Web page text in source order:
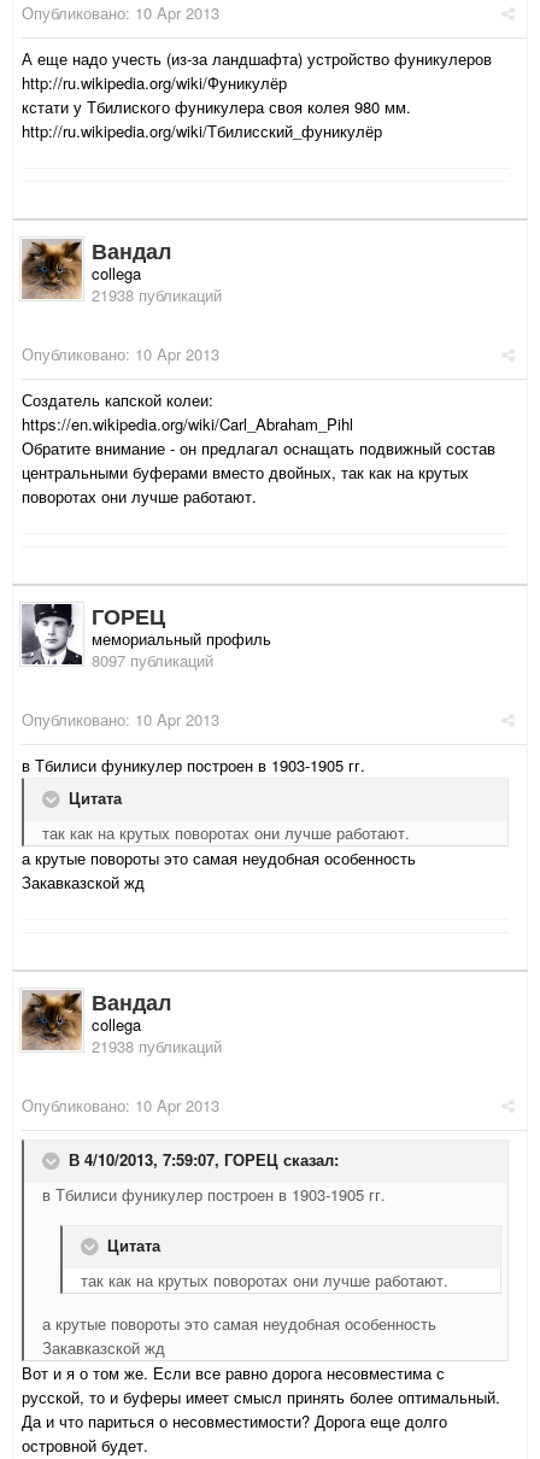
Опубликовано: 10 Apr 2013
А еще надо учесть (из-за ландшафта) устройство фуникулеров
http://ru.wikipedia.org/wiki/Фуникулёр
кстати у Тбилиского фуникулера своя колея 980 мм.
http://ru.wikipedia.org/wiki/Тбилисский_фуникулёр
Вандал
collega
21938 публикаций
Опубликовано: 10 Apr 2013
Создатель капской колеи:
https://en.wikipedia.org/wiki/Carl_Abraham_Pihl
Обратите внимание - он предлагал оснащать подвижный состав
центральными буферами вместо двойных, так как на крутых
поворотах они лучше работают.
ГОРЕЦ
мемориальный профиль
8097 публикаций
Опубликовано: 10 Apr 2013
в Тбилиси фуникулер построен в 1903-1905 гг.
Цитата
так как на крутых поворотах они лучше работают.
а крутые повороты это самая неудобная особенность
Закавказской жд
Вандал
collega
21938 публикаций
Опубликовано: 10 Apr 2013
В 4/10/2013, 7:59:07, ГОРЕЦ сказал:
в Тбилиси фуникулер построен в 1903-1905 гг.
Цитата
так как на крутых поворотах они лучше работают.
а крутые повороты это самая неудобная особенность
Закавказской жд
Вот и я о том же. Если все равно дорога несовместима с
русской, то и буферы имеет смысл принять более оптимальный.
Да и что париться о несовместимости? Дорога еще долго
островной будет.